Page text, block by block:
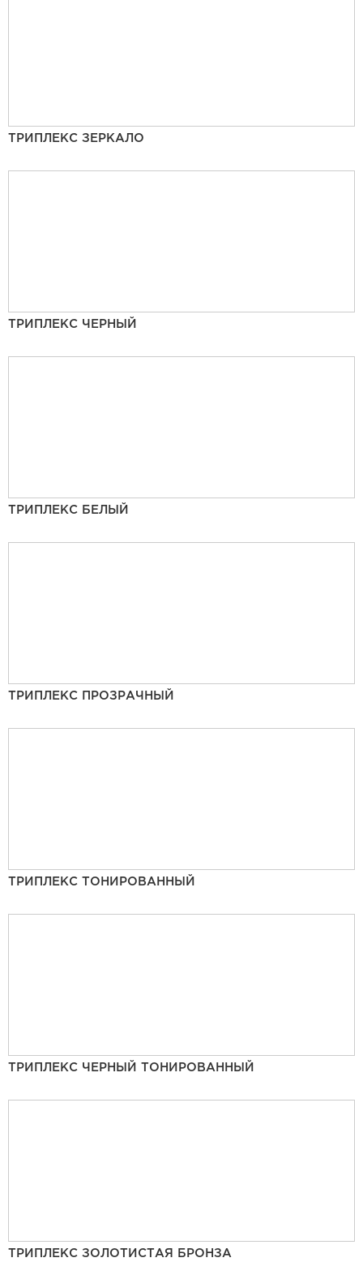
ТРИПЛЕКС ЗЕРКАЛО
ТРИПЛЕКС ЧЕРНЫЙ
ТРИПЛЕКС БЕЛЫЙ
ТРИПЛЕКС ПРОЗРАЧНЫЙ
ТРИПЛЕКС ТОНИРОВАННЫЙ
ТРИПЛЕКС ЧЕРНЫЙ ТОНИРОВАННЫЙ
ТРИПЛЕКС ЗОЛОТИСТАЯ БРОНЗА